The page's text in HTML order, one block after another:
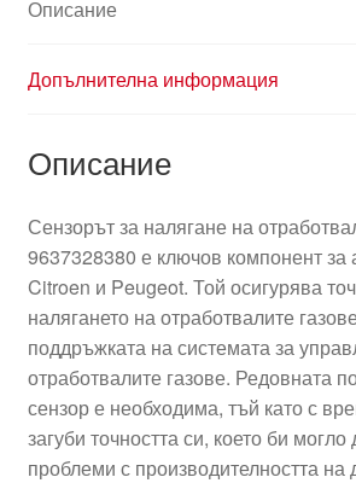
Описание
Допълнителна информация
Описание
Сензорът за налягане на
9637328380 е ключов компонент за
Citroen и Peugeot. Той осигурява
налягането на отработвалите
поддръжката на системата за
отработвалите газове. Редовната
сензор е необходима, тъй като с
загуби точността си, което би
проблеми с производителността на